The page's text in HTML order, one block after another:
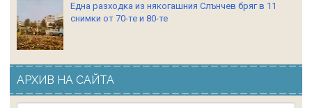
Една разходка из някогашния Слънчев бряг в 11
снимки от 70-те и 80-те
АРХИВ НА САЙТА